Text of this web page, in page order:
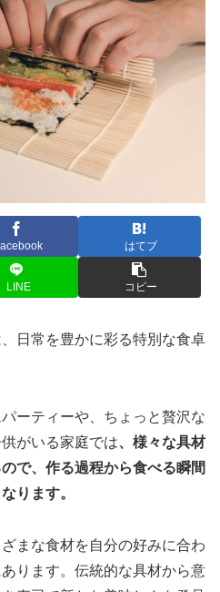
はてブ
LINE コピー
日常を豊かに彩る特別な食卓
ーティーや、ちょっと贅沢な
がいる家庭では、様々な具材
で、作る過程から食べる瞬間
ります。
まな食材を自分の好みに合わ
ります。伝統的な具材から意